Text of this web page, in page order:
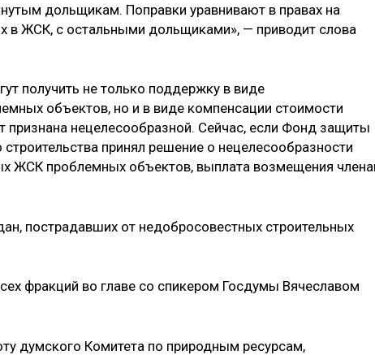
дольщикам. Поправки уравнивают в правах на
в ЖСК, с остальными дольщиками», — приводит слова
получить не только поддержку в виде
объектов, но и в виде компенсации стоимости
признана нецелесообразной. Сейчас, если Фонд защиты
принял решение о нецелесообразности
ЖСК проблемных объектов, выплата возмещения
пострадавших от недобросовестных строительных
фракций во главе со спикером Госдумы Вячеславом
думского Комитета по природным ресурсам,